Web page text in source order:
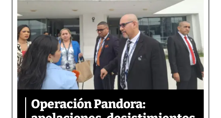
Operación Pandora: